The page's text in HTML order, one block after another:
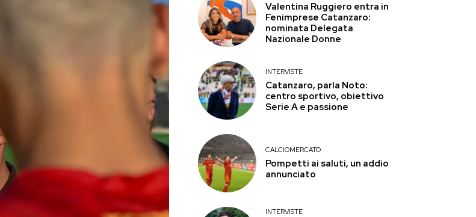
Valentina Ruggiero entra in
Fenimprese Catanzaro:
nominata Delegata
Nazionale Donne
INTERVISTE
Catanzaro, parla Noto:
centro sportivo, obiettivo
Serie A e passione
CALCIOMERCATO
Pompetti ai saluti, un addio
annunciato
INTERVISTE